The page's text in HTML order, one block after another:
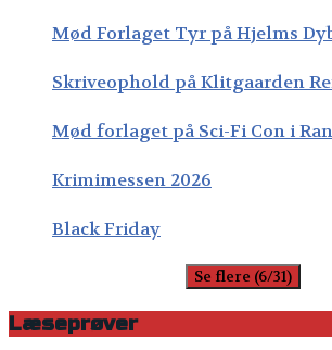
Mød Forlaget Tyr på Hjelms
Skriveophold på Klitgaarden
Mød forlaget på Sci-Fi Con i
Krimimessen 2026
Black Friday
Se flere (6/31)
Læseprøver